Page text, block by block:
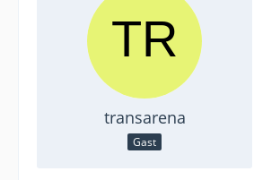
transarena
Gast